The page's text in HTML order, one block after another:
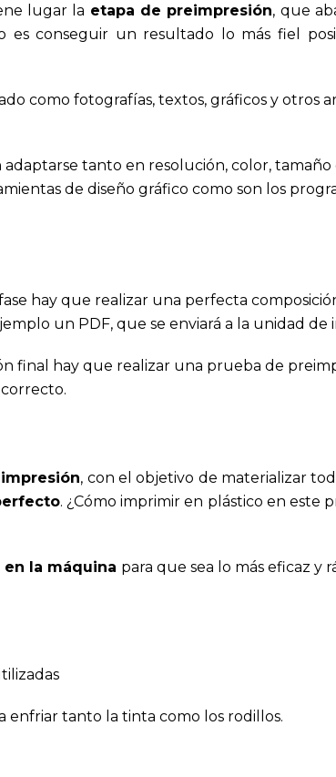
lugar la etapa de preimpresión, que
es conseguir un resultado lo más fiel
como fotografías, textos, gráficos y otros
adaptarse tanto en resolución, color, tamaño
de diseño gráfico como son los
hay que realizar una perfecta
un PDF, que se enviará a la unidad de
final hay que realizar una prueba de
, con el objetivo de materializar
. ¿Cómo imprimir en plástico en este
la máquina para que sea lo más eficaz y
enfriar tanto la tinta como los rodillos.